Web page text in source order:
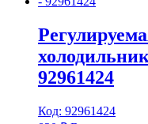
92961424
Код: 92961424